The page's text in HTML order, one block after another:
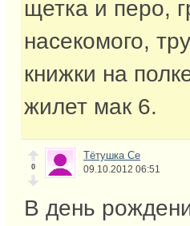
щетка и перо,
насекомого,
книжки на
жилет мак 6.
0
Тётушка Се
09.10.2012 06:51
В день